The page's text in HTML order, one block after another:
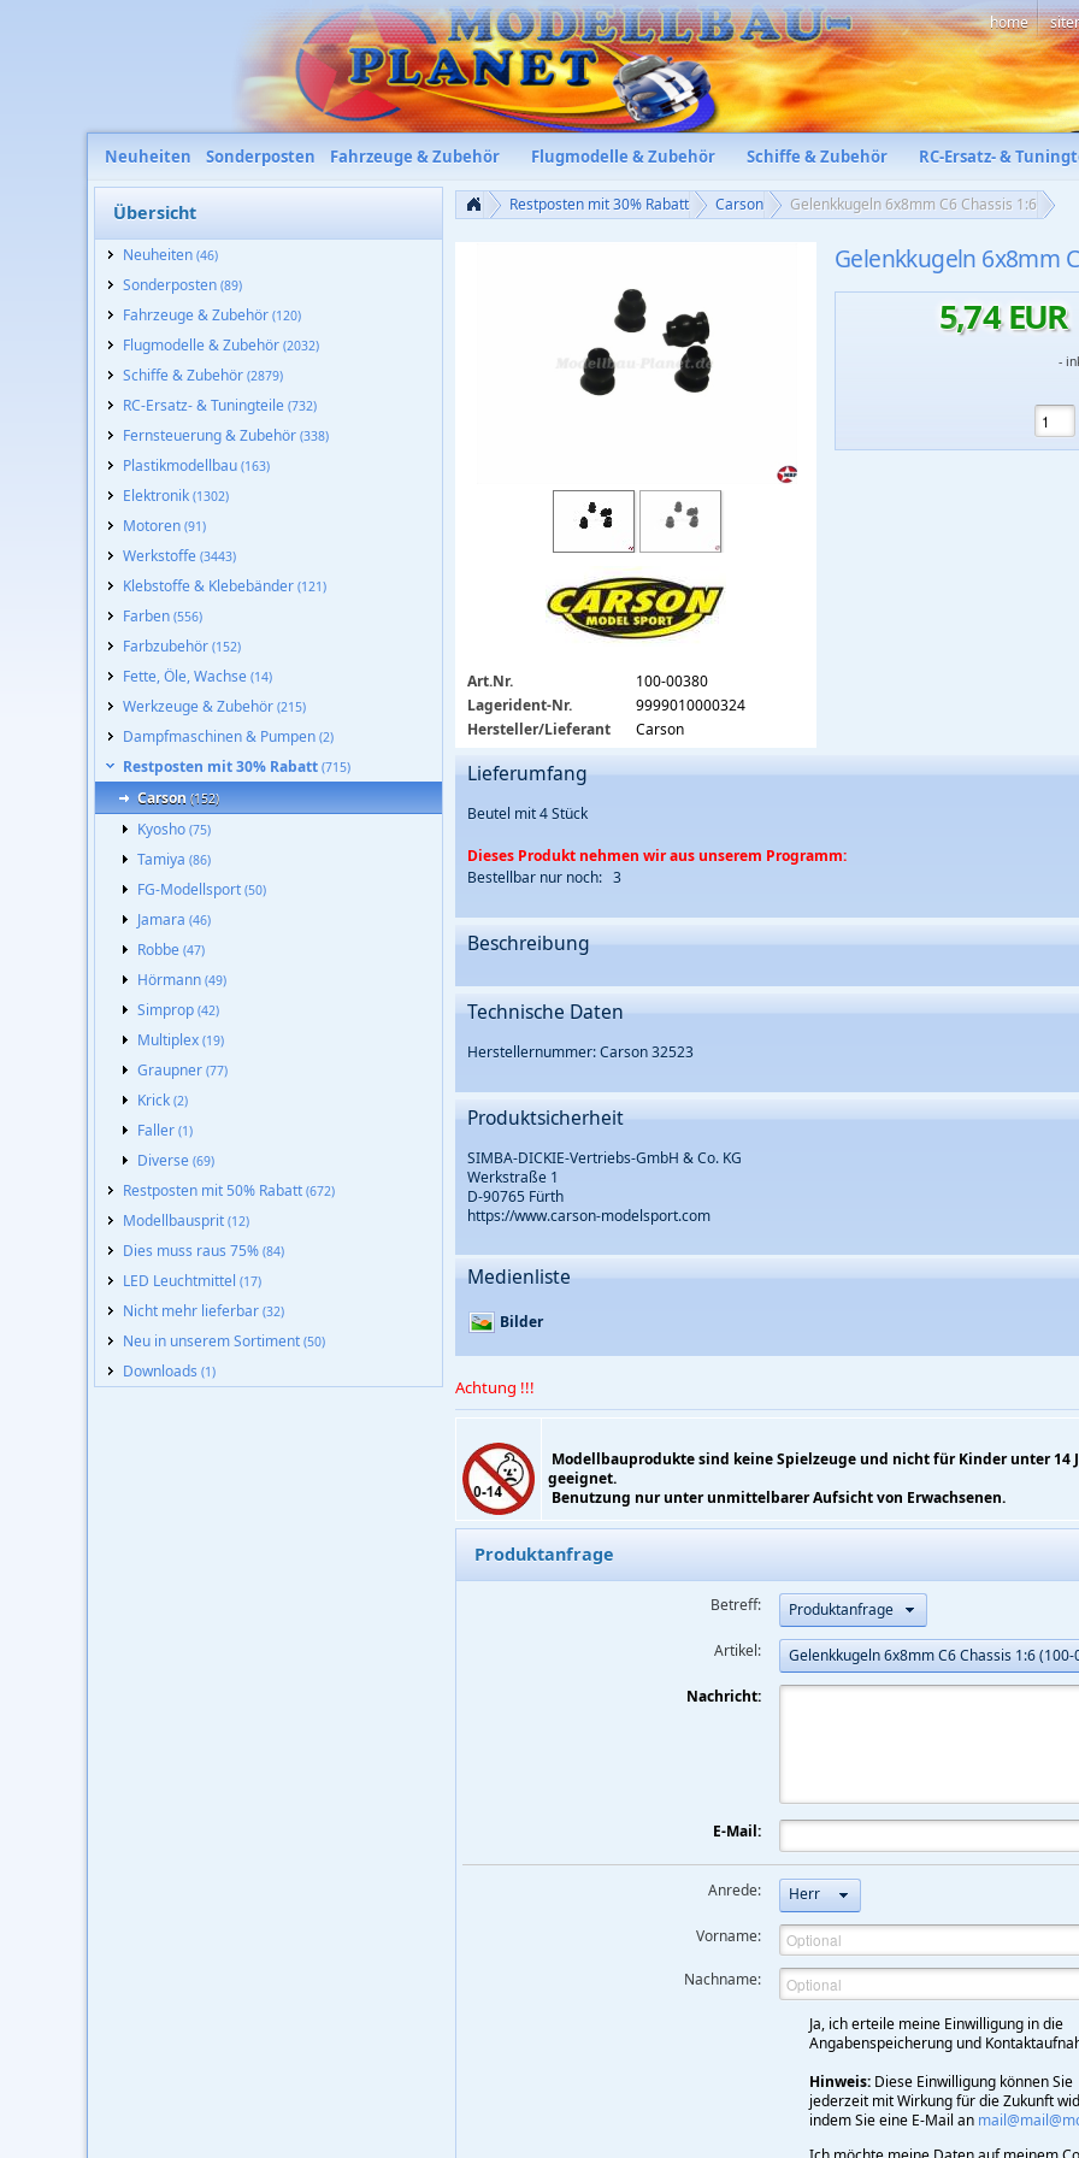
home
Neuheiten Sonderposten Fahrzeuge & Zubehör Flugmodelle & Zubehör Schiffe & Zubehör RC-Ersatz- &
Übersicht
Neuheiten (46)
Sonderposten (89)
Fahrzeuge & Zubehör (120)
Flugmodelle & Zubehör (2032)
Schiffe & Zubehör (2879)
RC-Ersatz- & Tuningteile (732)
Fernsteuerung & Zubehör (338)
Plastikmodellbau (163)
Elektronik (1302)
Motoren (91)
Werkstoffe (3443)
Klebstoffe & Klebebänder (121)
Farben (556)
Farbzubehör (152)
Fette, Öle, Wachse (14)
Werkzeuge & Zubehör (215)
Dampfmaschinen & Pumpen (2)
Restposten mit 30% Rabatt (715)
Carson (152)
Kyosho (75)
Tamiya (86)
FG-Modellsport (50)
Jamara (46)
Robbe (47)
Hörmann (49)
Simprop (42)
Multiplex (19)
Graupner (77)
Krick (2)
Faller (1)
Diverse (69)
Restposten mit 50% Rabatt (672)
Modellbausprit (12)
Dies muss raus 75% (84)
LED Leuchtmittel (17)
Nicht mehr lieferbar (32)
Neu in unserem Sortiment (50)
Downloads (1)
Restposten mit 30% Rabatt Carson Gelenkkugeln 6x8mm C6 Chassis 1:6
Gelenkkugeln 6x8mm C6 Chassis 1:6
Art.Nr.
100-00380
Lagerident-Nr.
9999010000324
Hersteller/Lieferant
Carson
Gelenkkugeln 6x8mm
5,74EUR
-
Lieferumfang
Beutel mit 4 Stück
Dieses Produkt nehmen wir aus unserem Programm:
Bestellbar nur noch: 3
Beschreibung
Technische Daten
Herstellernummer: Carson 32523
Produktsicherheit
SIMBA-DICKIE-Vertriebs-GmbH & Co. KG
Werkstraße 1
D-90765 Fürth
https://www.carson-modelsport.com
Medienliste
Bilder
Achtung !!!
Modellbauprodukte sind keine Spielzeuge und nicht für Kinder unter 14
geeignet.
Benutzung nur unter unmittelbarer Aufsicht von Erwachsenen.
Produktanfrage
Betreff: Produktanfrage
Artikel: Gelenkkugeln 6x8mm C6 Chassis 1:6
Nachricht:
E-Mail:
Anrede: Herr
Vorname:
Nachname:
Ja, ich erteile meine Einwilligung in die
Angabenspeicherung und
Hinweis: Diese Einwilligung können Sie
jederzeit mit Wirkung für die Zukunft
indem Sie eine E-Mail an